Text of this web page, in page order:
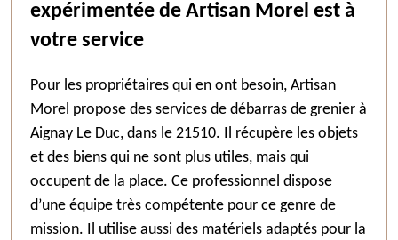
expérimentée de Artisan Morel est à
votre service
Pour les propriétaires qui en ont besoin, Artisan
Morel propose des services de débarras de grenier à
Aignay Le Duc, dans le 21510. Il récupère les objets
et des biens qui ne sont plus utiles, mais qui
occupent de la place. Ce professionnel dispose
d’une équipe très compétente pour ce genre de
mission. Il utilise aussi des matériels adaptés pour la